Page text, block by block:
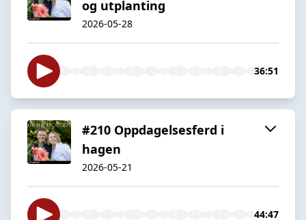
og utplanting
2026-05-28
36:51
#210 Oppdagelsesferd i
hagen
2026-05-21
44:47